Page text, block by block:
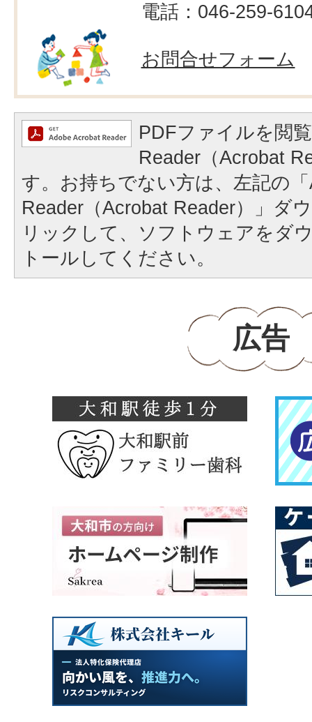
電話：046-259-
お問合せフォーム
PDFファイルを閲
Reader（Acrobat
す。お持ちでない方は、左記の
Reader（Acrobat Reader）」ダ
リックして、ソフトウェアをダ
トールしてください。
広告